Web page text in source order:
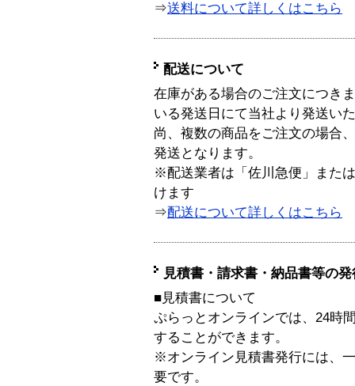
⇒送料について詳しくはこちら
配送について
在庫がある場合のご注文につき
いる発送日にて当社より発送い
尚、複数の商品をご注文の場合
発送となります。
※配送業者は「佐川急便」また
けます
⇒配送について詳しくはこちら
見積書・請求書・納品書等の
■見積書について
ぷらっとオンラインでは、24時
することができます。
※オンライン見積書発行には、
要です。